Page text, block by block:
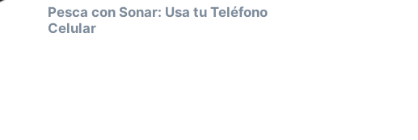
Pesca con Sonar: Usa tu Teléfono
Celular